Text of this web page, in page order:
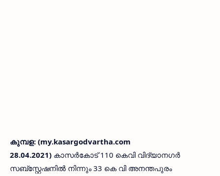
കുമ്പള: (my.kasargodvartha.com
28.04.2021) കാസർകോട് 110 കെവി വിദ്യാനഗർ
സബ്സ്റ്റേഷനിൽ നിന്നും 33 കെ വി അനന്തപുരം